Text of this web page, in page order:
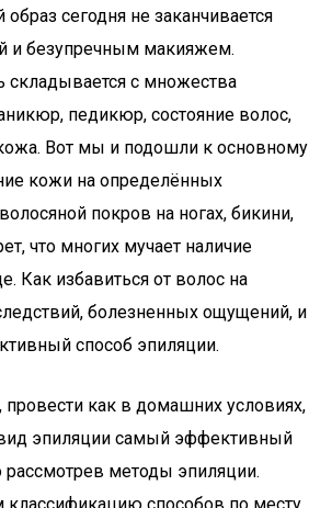
сегодня не заканчивается
и безупречным макияжем.
с множества
педикюр, состояние волос,
Вот мы и подошли к основному
кожи на определённых
покров на ногах, бикини,
что многих мучает наличие
Как избавиться от волос на
болезненных ощущений, и
способ эпиляции.
как в домашних условиях,
вид эпиляции самый эффективный
рассмотрев методы эпиляции.